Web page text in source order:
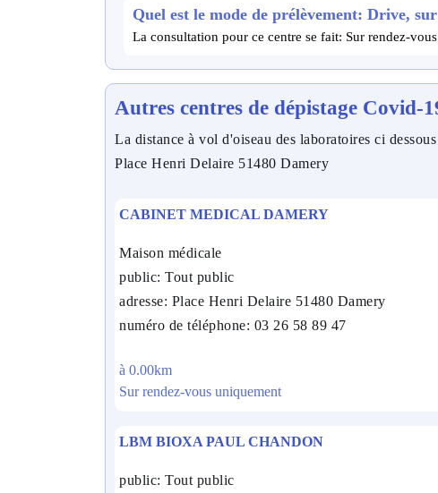
Quel est le mode de prélèvement: Drive,
La consultation pour ce centre se fait: Sur rendez-
Autres centres de dépistage Covid-
La distance à vol d'oiseau des laboratoires ci
Place Henri Delaire 51480 Damery
CABINET MEDICAL DAMERY
Maison médicale
public: Tout public
adresse: Place Henri Delaire 51480 Damery
numéro de téléphone: 03 26 58 89 47
à 0.00km
Sur rendez-vous uniquement
LBM BIOXA PAUL CHANDON
public: Tout public